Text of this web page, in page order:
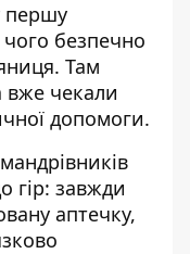
першу
безпечно
Там
вже чекали
допомоги.
гір: завжди
аптечку,